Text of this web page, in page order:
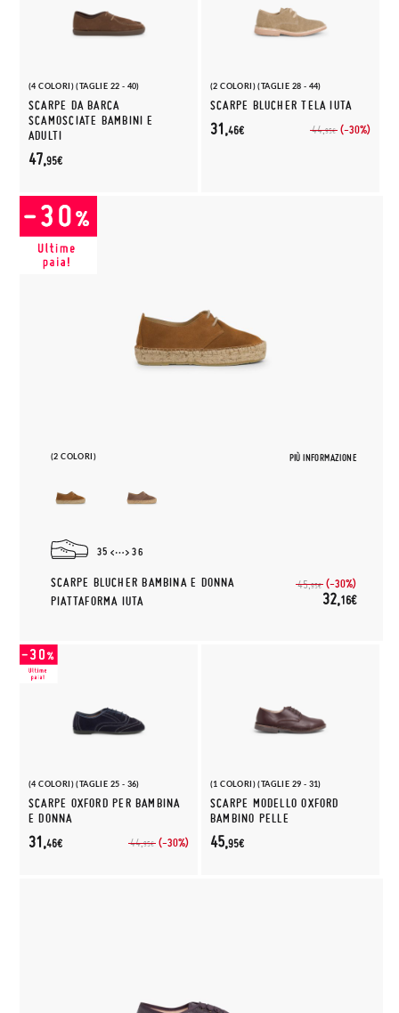
(4 COLORI) (TAGLIE 22 - 40)
SCARPE DA BARCA
SCAMOSCIATE BAMBINI E
ADULTI
47,95€
(2 COLORI) (TAGLIE 28 - 44)
SCARPE BLUCHER TELA IUTA
44,95€ (-30%)
31,46€
(2 COLORI) PIÙ INFORMAZIONE
35 36
SCARPE BLUCHER BAMBINA E DONNA
PIATTAFORMA IUTA
45,95€ (-30%)
32,16€
(4 COLORI) (TAGLIE 25 - 36)
SCARPE OXFORD PER BAMBINA
E DONNA
44,95€ (-30%)
31,46€
(1 COLORI) (TAGLIE 29 - 31)
SCARPE MODELLO OXFORD
BAMBINO PELLE
45,95€